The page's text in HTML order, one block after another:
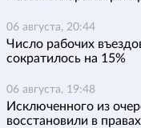
06 августа, 20:44
Число рабочих
сократилось на 15%
06 августа, 19:48
Исключенного из
восстановили в